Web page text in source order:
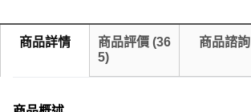
商品詳情 商品評價 (36
5)
商品諮詢